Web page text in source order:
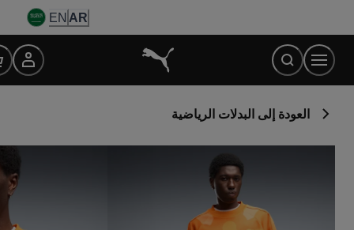
Content
AR
EN
العودة إلى البدلات الرياضية